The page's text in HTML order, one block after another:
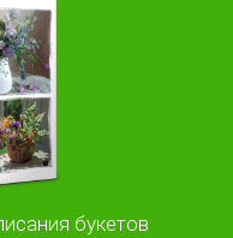
букетов